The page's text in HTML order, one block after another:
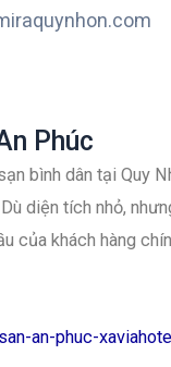
Phúc
bình dân tại Quy
diện tích nhỏ,
của khách hàng